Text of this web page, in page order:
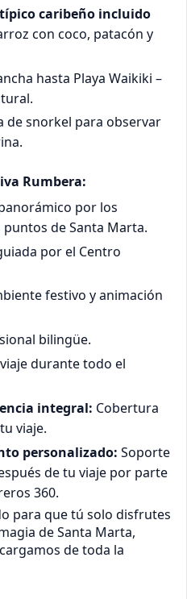
caribeño incluido
con coco, patacón y
hasta Playa Waikiki –
de snorkel para observar
Rumbera:
por los
de Santa Marta.
por el Centro
festivo y animación
bilingüe.
durante todo el
integral: Cobertura
viaje.
personalizado: Soporte
de tu viaje por parte
360.
para que tú solo disfrutes
de Santa Marta,
de toda la